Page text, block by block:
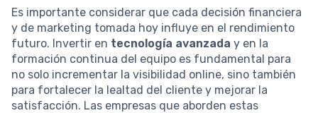
Es importante considerar que cada decisión financiera
y de marketing tomada hoy influye en el rendimiento
futuro. Invertir en tecnología avanzada y en la
formación continua del equipo es fundamental para
no solo incrementar la visibilidad online, sino también
para fortalecer la lealtad del cliente y mejorar la
satisfacción. Las empresas que aborden estas